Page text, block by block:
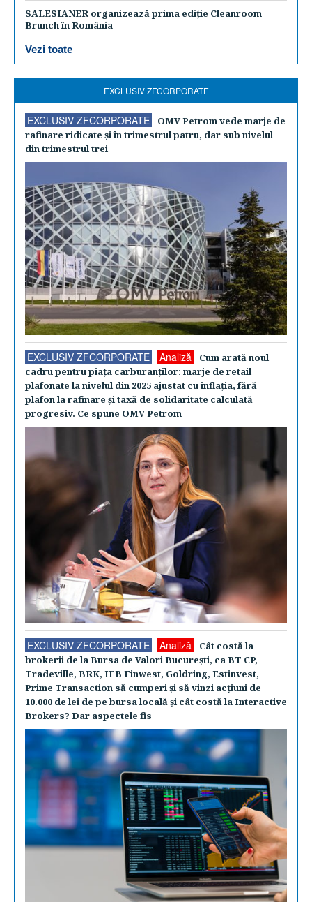
SALESIANER organizează prima ediție Cleanroom
Brunch în România
Vezi toate
EXCLUSIV ZFCORPORATE
EXCLUSIV ZFCORPORATE
OMV Petrom vede marje de
rafinare ridicate şi în trimestrul patru, dar sub nivelul
din trimestrul trei
EXCLUSIV ZFCORPORATE Analiză
Cum arată noul
cadru pentru piaţa carburanţilor: marje de retail
plafonate la nivelul din 2025 ajustat cu inflaţia, fără
plafon la rafinare şi taxă de solidaritate calculată
progresiv. Ce spune OMV Petrom
EXCLUSIV ZFCORPORATE Analiză
Cât costă la
brokerii de la Bursa de Valori Bucureşti, ca BT CP,
Tradeville, BRK, IFB Finwest, Goldring, Estinvest,
Prime Transaction să cumperi şi să vinzi acţiuni de
10.000 de lei de pe bursa locală şi cât costă la Interactive
Brokers? Dar aspectele fis